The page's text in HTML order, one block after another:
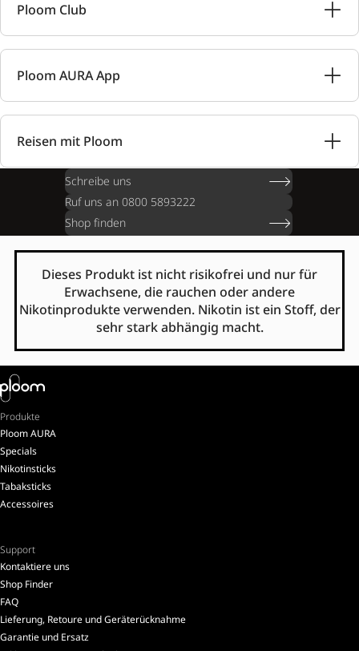
Ploom Club
Ploom AURA App
Reisen mit Ploom
Schreibe uns
Ruf uns an 0800 5893222
Shop finden
Dieses Produkt ist nicht risikofrei und nur für
Erwachsene, die rauchen oder andere
Nikotinprodukte verwenden. Nikotin ist ein Stoff, der
sehr stark abhängig macht.
Produkte
Ploom AURA
Specials
Nikotinsticks
Tabaksticks
Accessoires
Support
Kontaktiere uns
Shop Finder
FAQ
Lieferung, Retoure und Geräterücknahme
Garantie und Ersatz